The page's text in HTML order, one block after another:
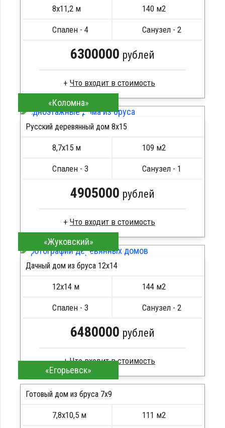
Сборка на березовые нагеля, джут
Металлические сваи 108 диаметр
8х11,2 м 140 м2
Спален - 4 Санузел - 2
6300000 рублей
Профилированный брус
Стропила, балки 50х200 мм
Кровля металлочерепица
Сборка на березовые нагеля, джут
Металлические сваи 108 диаметр
ПОДРОБНЕЕ
«Коломна»
Русский деревянный дом 8х15
8,7х15 м 109 м2
Спален - 3 Санузел - 1
4905000 рублей
Брус естественной влажности
Стропила, балки 50х200 мм
Кровля металлочерепица
Сборка на березовые нагеля, джут
Металлические сваи 108 диаметр
ПОДРОБНЕЕ
«Жуковский»
Дачный дом из бруса 12х14
12х14 м 144 м2
Спален - 3 Санузел - 2
6480000 рублей
Брус естественной влажности
Стропила, балки 50х200 мм
Метизы, саморезы, гвозди
ПОДРОБНЕЕ
«Егорьевск»
Готовый дом из бруса 7x9
7,8х10,5 м 111 м2